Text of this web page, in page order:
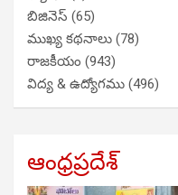
బిజినెస్ (65)
ముఖ్య కథనాలు (78)
రాజకీయం (943)
విద్య & ఉద్యోగము (496)
ఆంధ్రప్రదేశ్